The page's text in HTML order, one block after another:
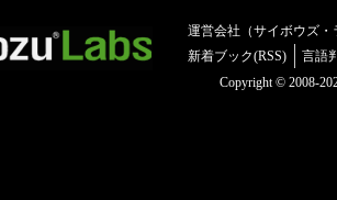
運営会社（サイボウズ・
新着ブック(RSS)
言語
Copyright © 2008-